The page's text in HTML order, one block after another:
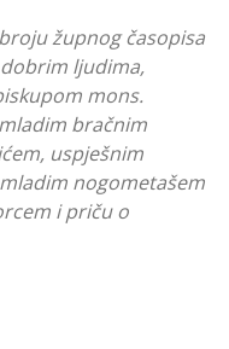
župnog časopisa
ljudima,
mons.
bračnim
uspješnim
nogometašem
i priču o